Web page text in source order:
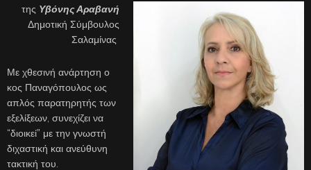
της Υβόνης Αραβανή
Δημοτική Σύμβουλος
Σαλαμίνας
Με χθεσινή ανάρτηση ο
κος Παναγόπουλος ως
απλός παρατηρητής των
εξελίξεων, συνεχίζει να
“διοικεί” με την γνωστή
διχαστική και ανεύθυνη
τακτική του.